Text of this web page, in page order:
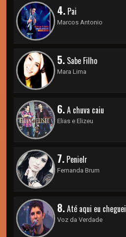
4. Pai
Marcos Antonio
5. Sabe Filho
Mara Lima
6.A chuva caiu
Elias e Elizeu
7. Penielr
Fernanda Brum
8.Até aqui eu cheguei
Voz da Verdade